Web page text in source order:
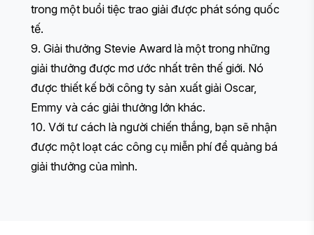
trong một buổi tiệc trao giải được phát sóng quốc
tế.
9. Giải thưởng Stevie Award là một trong những
giải thưởng được mơ ước nhất trên thế giới. Nó
được thiết kế bởi công ty sản xuất giải Oscar,
Emmy và các giải thưởng lớn khác.
10. Với tư cách là người chiến thắng, bạn sẽ nhận
được một loạt các công cụ miễn phíđể quảng bá
giải thưởng của mình.